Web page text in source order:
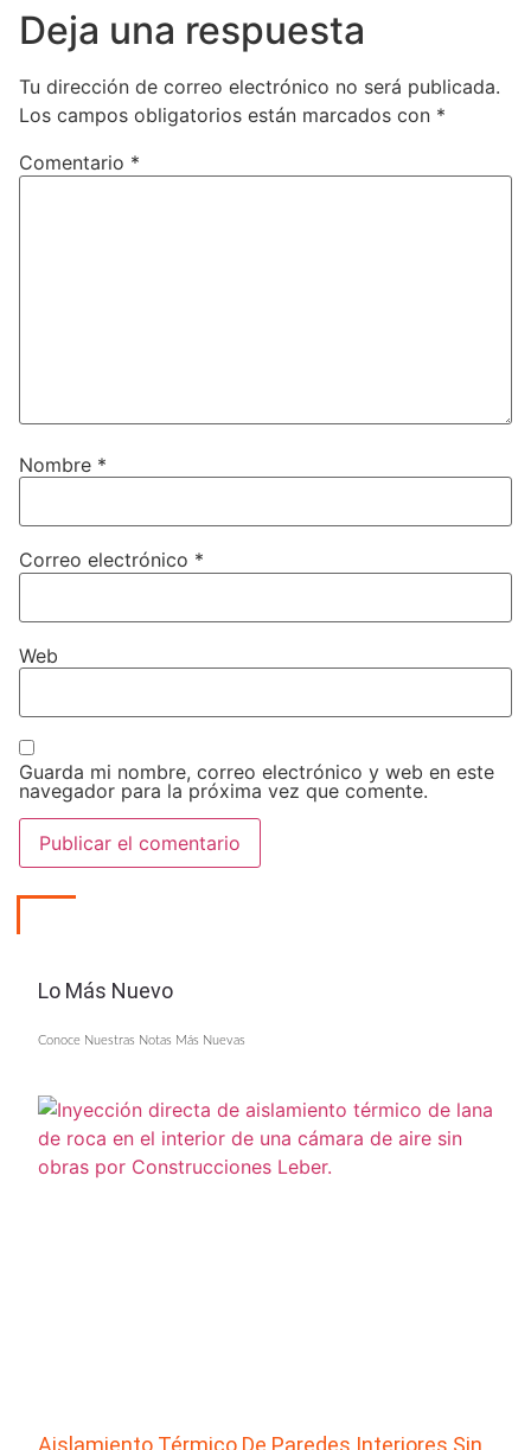
Deja una respuesta
Tu dirección de correo electrónico no será publicada.
Los campos obligatorios están marcados con *
Comentario *
Nombre *
Correo electrónico *
Web
Guarda mi nombre, correo electrónico y web en este
navegador para la próxima vez que comente.
Lo Más Nuevo
Conoce Nuestras Notas Más Nuevas
Aislamiento Térmico De Paredes Interiores Sin